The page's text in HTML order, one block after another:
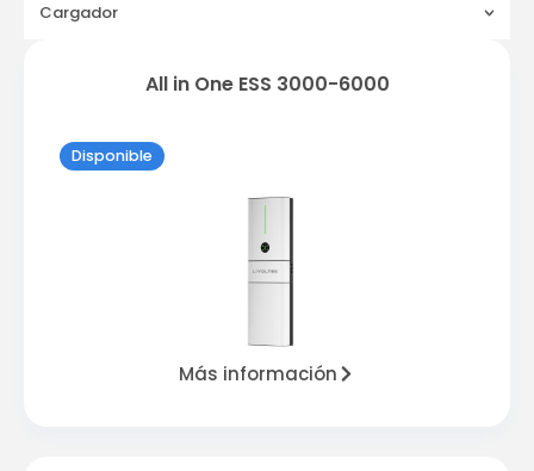
Cargador
All in One ESS 3000-6000
Disponible
Más información